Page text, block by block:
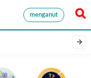
menganut